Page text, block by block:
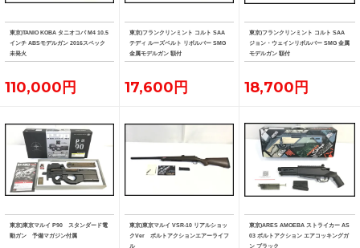
東京)TANIO KOBA タニオコバ M4 10.5
インチ ABSモデルガン 2016スペック
未発火
110,000円
東京)フランクリンミント コルト SAA
テディ ルーズベルト リボルバー SMG
金属モデルガン 額付
17,600円
東京)フランクリンミント コルト SAA
ジョン・ウェインリボルバー SMG 金属
モデルガン 額付
18,700円
東京)東京マルイ P90 スタンダード電
動ガン 予備マガジン付属
東京)東京マルイ VSR-10 リアルショッ
クVer ボルトアクションエアーライフ
ル
東京)ARES AMOEBA ストライカー AS
03 ボルトアクション エアコッキングガ
ン ブラック